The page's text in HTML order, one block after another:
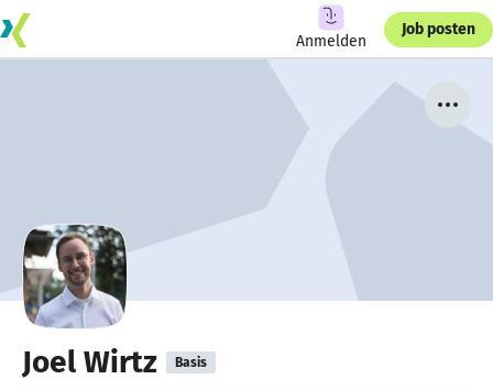
Anmelden
Job posten
Joel Wirtz Basis